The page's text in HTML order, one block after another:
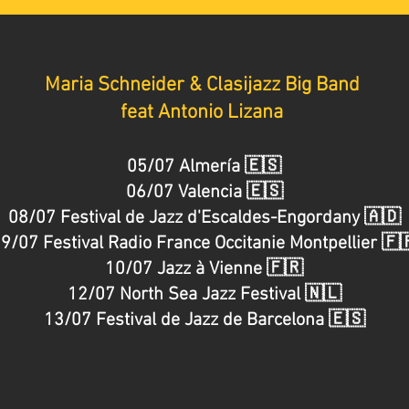
Maria Schneider & Clasijazz Big Band
feat Antonio Lizana
05/07 Almería 🇪🇸
06/07 Valencia 🇪🇸
08/07 Festival de Jazz d'Escaldes-Engordany 🇦🇩
07 Festival Radio France Occitanie Montpellier
10/07 Jazz à Vienne 🇫🇷
12/07 North Sea Jazz Festival 🇳🇱
13/07 Festival de Jazz de Barcelona 🇪🇸